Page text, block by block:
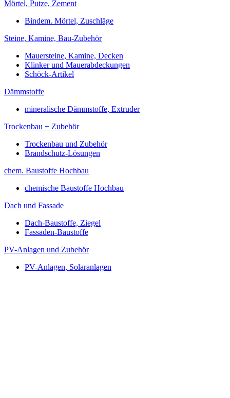
Mörtel, Putze, Zement
Bindem. Mörtel, Zuschläge
Steine, Kamine, Bau-Zubehör
Mauersteine, Kamine, Decken
Klinker und Mauerabdeckungen
Schöck-Artikel
Dämmstoffe
mineralische Dämmstoffe, Extruder
Trockenbau + Zubehör
Trockenbau und Zubehör
Brandschutz-Lösungen
chem. Baustoffe Hochbau
chemische Baustoffe Hochbau
Dach und Fassade
Dach-Baustoffe, Ziegel
Fassaden-Baustoffe
PV-Anlagen und Zubehör
PV-Anlagen, Solaranlagen